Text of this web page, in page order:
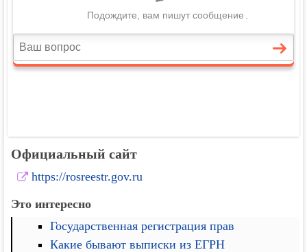
Официальный сайт
https://rosreestr.gov.ru
Это интересно
Государственная регистрация прав
Какие бывают выписки из ЕГРН